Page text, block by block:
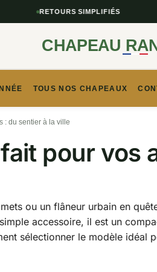
RETOURS SIMPLIFIÉS
CHAPEAU
TOUS NOS CHAPEAUX
: du sentier à la ville
pour vos
ou un flâneur urbain en
accessoire, il est un
sélectionner le modèle idéal